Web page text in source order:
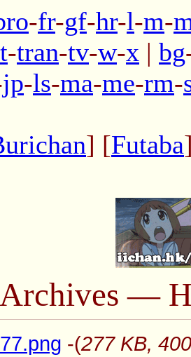
-fr-gf-hr-l-m-
t-tran-tv-w-x | bg
jp-ls-ma-me-rm-
] [Futaba
—
-(277 KB,